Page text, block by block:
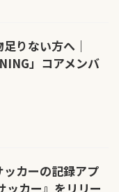
りない方へ｜
」コアメンバ
ッカーの記録アプ
ッカー』をリリー